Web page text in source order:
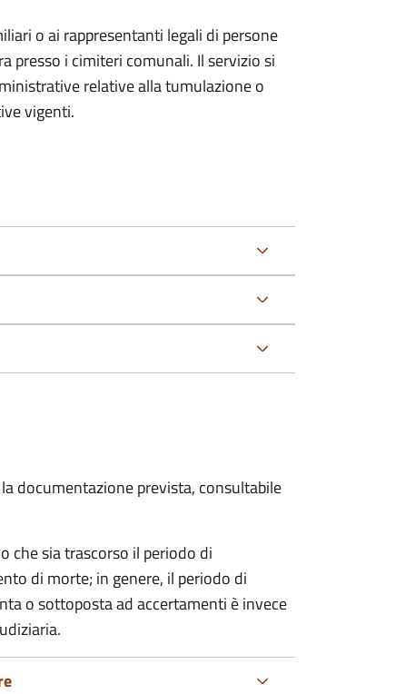
o ai rappresentanti legali di persone
presso i cimiteri comunali. Il servizio si
relative alla tumulazione o
vigenti.
documentazione prevista, consultabile
che sia trascorso il periodo di
di morte; in genere, il periodo di
o sottoposta ad accertamenti è invece